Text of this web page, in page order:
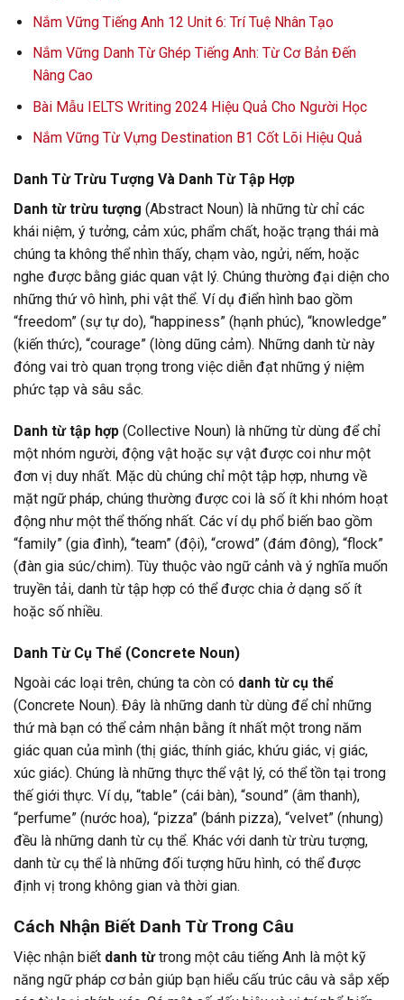
Nắm Vững Tiếng Anh 12 Unit 6: Trí Tuệ Nhân Tạo
Nắm Vững Danh Từ Ghép Tiếng Anh: Từ Cơ Bản Đến
Nâng Cao
Bài Mẫu IELTS Writing 2024 Hiệu Quả Cho Người Học
Nắm Vững Từ Vựng Destination B1 Cốt Lõi Hiệu Quả
Danh Từ Trừu Tượng Và Danh Từ Tập Hợp
Danh từ trừu tượng (Abstract Noun) là những từ chỉ các
khái niệm, ý tưởng, cảm xúc, phẩm chất, hoặc trạng thái mà
chúng ta không thể nhìn thấy, chạm vào, ngửi, nếm, hoặc
nghe được bằng giác quan vật lý. Chúng thường đại diện cho
những thứ vô hình, phi vật thể. Ví dụ điển hình bao gồm
“freedom” (sự tự do), “happiness” (hạnh phúc), “knowledge”
(kiến thức), “courage” (lòng dũng cảm). Những danh từ này
đóng vai trò quan trọng trong việc diễn đạt những ý niệm
phức tạp và sâu sắc.
Danh từ tập hợp (Collective Noun) là những từ dùng để chỉ
một nhóm người, động vật hoặc sự vật được coi như một
đơn vị duy nhất. Mặc dù chúng chỉ một tập hợp, nhưng về
mặt ngữ pháp, chúng thường được coi là số ít khi nhóm hoạt
động như một thể thống nhất. Các ví dụ phổ biến bao gồm
“family” (gia đình), “team” (đội), “crowd” (đám đông), “flock”
(đàn gia súc/chim). Tùy thuộc vào ngữ cảnh và ý nghĩa muốn
truyền tải, danh từ tập hợp có thể được chia ở dạng số ít
hoặc số nhiều.
Danh Từ Cụ Thể (Concrete Noun)
Ngoài các loại trên, chúng ta còn có danh từ cụ thể
(Concrete Noun). Đây là những danh từ dùng để chỉ những
thứ mà bạn có thể cảm nhận bằng ít nhất một trong năm
giác quan của mình (thị giác, thính giác, khứu giác, vị giác,
xúc giác). Chúng là những thực thể vật lý, có thể tồn tại trong
thế giới thực. Ví dụ, “table” (cái bàn), “sound” (âm thanh),
“perfume” (nước hoa), “pizza” (bánh pizza), “velvet” (nhung)
đều là những danh từ cụ thể. Khác với danh từ trừu tượng,
danh từ cụ thể là những đối tượng hữu hình, có thể được
định vị trong không gian và thời gian.
Cách Nhận Biết Danh Từ Trong Câu
Việc nhận biết danh từtrong một câu tiếng Anh là một kỹ
năng ngữ pháp cơ bản giúp bạn hiểu cấu trúc câu và sắp xếp